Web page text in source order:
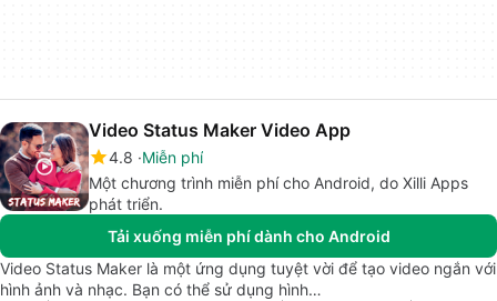
Video Status Maker Video App
4.8 Miễn phí
Một chương trình miễn phí cho Android, do Xilli Apps
phát triển.
Tải xuống miễn phí dành cho Android
Video Status Maker là một ứng dụng tuyệt vời để tạo video ngắn với
hình ảnh và nhạc. Bạn có thể sử dụng hình…